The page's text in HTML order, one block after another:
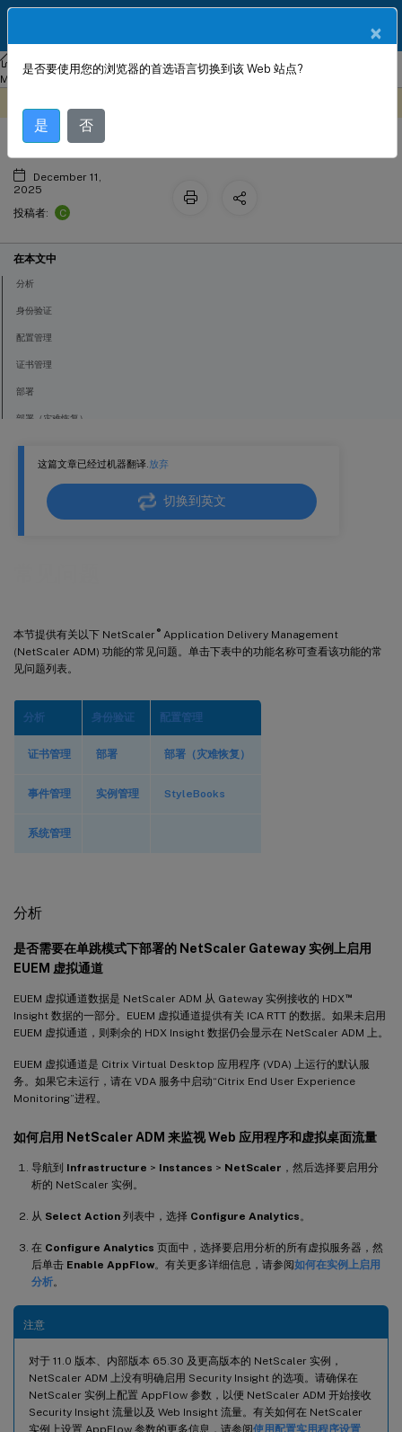
NetScalerConsole 本地部署
NetScaler Application Delivery
Management 13.1
这篇文章已经过机器翻译.放弃
切换到英文
本节提供有关以下 NetScaler ®Application Delivery Management
(NetScaler ADM) 功能的常见问题。单击下表中的功能名称可查看该功能的常
见问题列表。
分析 身份验证 配置管理
证书管理 部署 部署（灾难恢复）
事件管理 实例管理 StyleBooks
系统管理
分析
是否需要在单跳模式下部署的 NetScaler Gateway 实例上启用
EUEM 虚拟通道
EUEM 虚拟通道数据是 NetScaler ADM 从 Gateway 实例接收的 HDX ™
Insight 数据的一部分。EUEM 虚拟通道提供有关 ICA RTT 的数据。如果未启用
EUEM 虚拟通道，则剩余的 HDX Insight 数据仍会显示在 NetScaler ADM 上。
EUEM 虚拟通道是 Citrix Virtual Desktop 应用程序 (VDA) 上运行的默认服
务。如果它未运行，请在 VDA 服务中启动“Citrix End User Experience
Monitoring”进程。
如何启用 NetScaler ADM 来监视 Web 应用程序和虚拟桌面流量
导航到 Infrastructure > Instances > NetScaler ，然后选择要启用分
析的 NetScaler 实例。
从 Select Action 列表中，选择 Configure Analytics 。
在 Configure Analytics 页面中，选择要启用分析的所有虚拟服务器，然
后单击 Enable AppFlow。有关更多详细信息，请参阅如何在实例上启用
分析。
注意
对于 11.0 版本、内部版本 65.30 及更高版本的 NetScaler 实例，
NetScaler ADM 上没有明确启用 Security Insight 的选项。请确保在
NetScaler 实例上配置 AppFlow 参数，以便 NetScaler ADM 开始接收
Security Insight 流量以及 Web Insight 流量。有关如何在 NetScaler
实例上设置 AppFlow 参数的更多信息，请参阅使用配置实用程序设置
常见问题
December 11,
2025
投稿者:
C
在本文中
分析
身份验证
配置管理
证书管理
部署
部署（灾难恢复）
事件管理
实例管理
StyleBooks
×
是否要使用您的浏览器的首选语言切换到该 Web 站点?
是 否